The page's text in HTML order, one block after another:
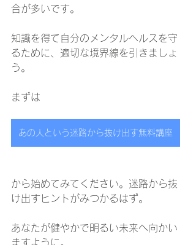
合が多いです。
知識を得て自分のメンタルヘルスを守
るために、適切な境界線を引きましょ
う。
まずは
あの人という迷路から抜け出す無料講座
から始めてみてください。迷路から抜
け出すヒントがみつかるはず。
あなたが健やかで明るい未来へ向かい
ますように。